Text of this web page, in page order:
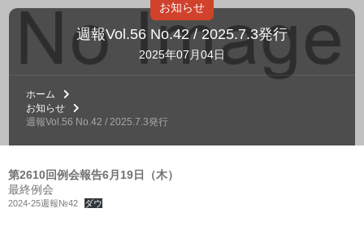
週報Vol.56 No.42 / 2025.7.3発行
お知らせ
2025年07月04日
ホーム
お知らせ
週報Vol.56 No.42 / 2025.7.3発行
第2610回例会報告6月19日（木）
最終例会
2024-25週報№42 ダウ